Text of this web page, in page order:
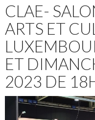
CLAE-
ARTS ET
ET
2023 DE